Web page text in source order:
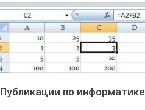
Публикации по информатике